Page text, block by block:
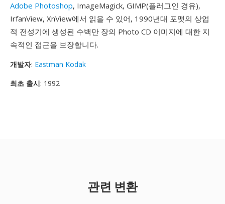
Adobe Photoshop, ImageMagick, GIMP(플러그인 경유),
IrfanView, XnView에서 읽을 수 있어, 1990년대 포맷의 상업
적 전성기에 생성된 수백만 장의 Photo CD 이미지에 대한 지
속적인 접근을 보장합니다.
개발자: Eastman Kodak
최초 출시: 1992
관련 변환